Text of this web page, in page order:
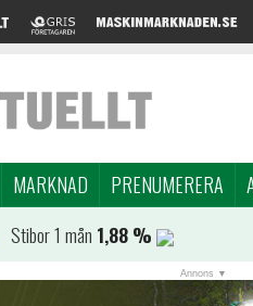
MARKNAD PRENUMERERA
Stibor 1 mån 1,88 %